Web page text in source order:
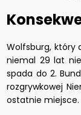
Wolfsburg, który
niemal 29 lat
spada do 2.
rozgrywkowej
ostatnie miejsce.